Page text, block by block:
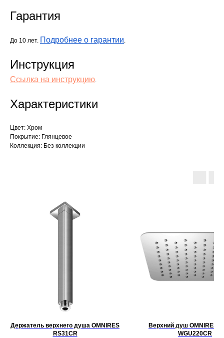
Гарантия
До 10 лет. Подробнее о гарантии.
Инструкция
Ссылка на инструкцию.
Характеристики
Цвет: Хром
Покрытие: Глянцевое
Коллекция: Без коллекции
Держатель верхнего душа OMNIRES
RS31CR
Верхний душ OMNIRES
WGU220CR